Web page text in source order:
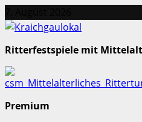
Inhalt
Ritterfestspiele mit
Premium